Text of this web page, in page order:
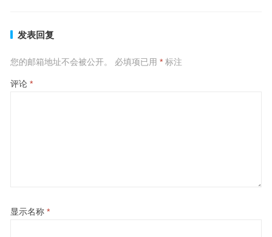
发表回复
您的邮箱地址不会被公开。 必填项已用 *标注
评论 *
显示名称 *